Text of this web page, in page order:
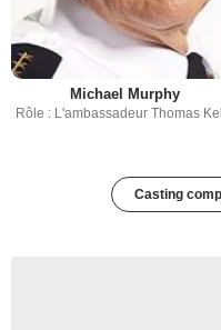
Michael Murphy
Rôle : L'ambassadeur Thomas
Casting